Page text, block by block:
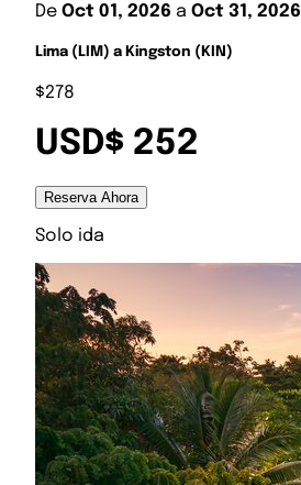
De Oct 01, 2026 a Oct 31, 2026
Lima (LIM) a Kingston (KIN)
$278
USD$ 252
Reserva Ahora
Solo ida